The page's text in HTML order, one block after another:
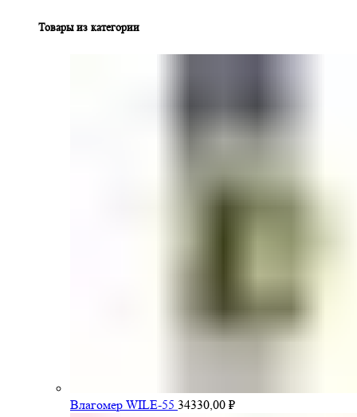
Товары из категории
Влагомер WILE-55 34330,00 ₽